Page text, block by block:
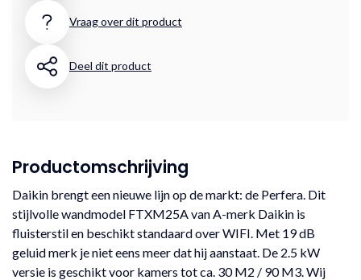
Vraag over dit product
Deel dit product
Productomschrijving
Daikin brengt een nieuwe lijn op de markt: de Perfera. Dit
stijlvolle wandmodel FTXM25A van A-merk Daikin is
fluisterstil en beschikt standaard over WIFI. Met 19 dB
geluid merk je niet eens meer dat hij aanstaat. De 2.5 kW
versie is geschikt voor kamers tot ca. 30 M2 / 90 M3. Wij